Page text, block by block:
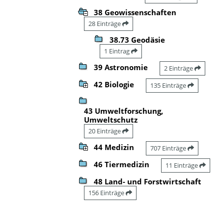
38 Geowissenschaften
28 Einträge
38.73 Geodäsie
1 Eintrag
39 Astronomie 2 Einträge
42 Biologie 135 Einträge
43 Umweltforschung,
Umweltschutz
20 Einträge
44 Medizin 707 Einträge
46 Tiermedizin 11 Einträge
48 Land- und Forstwirtschaft
156 Einträge